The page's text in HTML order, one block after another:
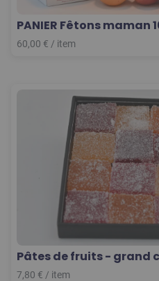
PANIER Fêtons maman
60,00 € / item
Pâtes de fruits - grand
7,80 € / item